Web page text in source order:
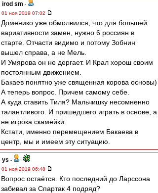
irod sm -
01 ноя 2019 07:02
Доменико уже обмолвился, что для большей
вариативности замен, нужно 6 россиян в
старте. Отчасти видимо и потому Зобнин
вышел справа, а не Мель.
И Умярова он не дергает. И Крал хорош своим
постоянным движением.
Бакаев понятно уже священная корова основы)
А теперь вопрос. Причем самому себе.
А куда ставить Тиля? Мальчишку несомненно
талантливого. И пришедшего играть в основе, а
не игрока скамейки.
Кстати, именно перемещением Бакаева в
центр, мы и имеем эту ситуацию.
ys -
01 ноя 2019 06:48
Вопрос остаётся. Кто последний до Ларссона
забивал за Спартак 4 подряд?